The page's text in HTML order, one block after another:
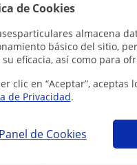
de Cookies
almacena
básico del sitio,
eficacia, así como para
clic en “Aceptar”, aceptas
de Privacidad.
Panel de Cookies